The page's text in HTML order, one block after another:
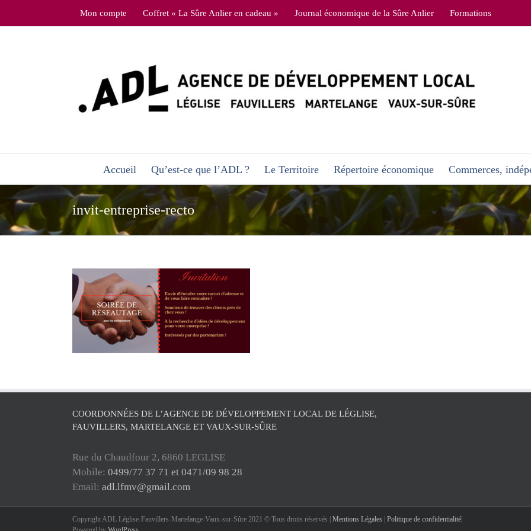
Mon compte Coffret « La Sûre Anlier en cadeau » Journal économique de la Sûre Anlier Formations
Accueil Qu’est-ce que l’ADL ? Le Territoire Répertoire économique Commerces,
invit-entreprise-recto
COORDONNÉES DE L’AGENCE DE DÉVELOPPEMENT LOCAL DE LÉGLISE,
FAUVILLERS, MARTELANGE ET VAUX-SUR-SÛRE
Rue du Chaudfour 2, 6860 LEGLISE
Mobile: 0499/77 37 71 et 0471/09 98 28
Email: adl.lfmv@gmail.com
Copyright ADL Léglise-Fauvillers-Martelange-Vaux-sur-Sûre 2021 © Tous droits réservés | Mentions Légales Politique de confidentialité